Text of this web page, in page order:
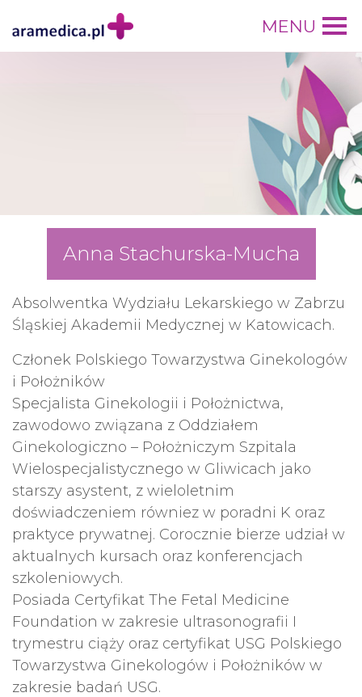
MENU
Anna Stachurska-Mucha
Absolwentka Wydziału Lekarskiego w Zabrzu
Śląskiej Akademii Medycznej w Katowicach.
Członek Polskiego Towarzystwa Ginekologów
i Położników
Specjalista Ginekologii i Położnictwa,
zawodowo związana z Oddziałem
Ginekologiczno – Położniczym Szpitala
Wielospecjalistycznego w Gliwicach jako
starszy asystent, z wieloletnim
doświadczeniem równiez w poradni K oraz
praktyce prywatnej. Corocznie bierze udział w
aktualnych kursach oraz konferencjach
szkoleniowych.
Posiada Certyfikat The Fetal Medicine
Foundation w zakresie ultrasonografii I
trymestru ciąży oraz certyfikat USG Polskiego
Towarzystwa Ginekologów i Położników w
zakresie badań USG.